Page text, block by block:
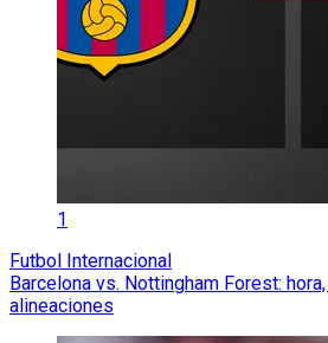
1
Futbol Internacional
Barcelona vs. Nottingham Forest:
alineaciones